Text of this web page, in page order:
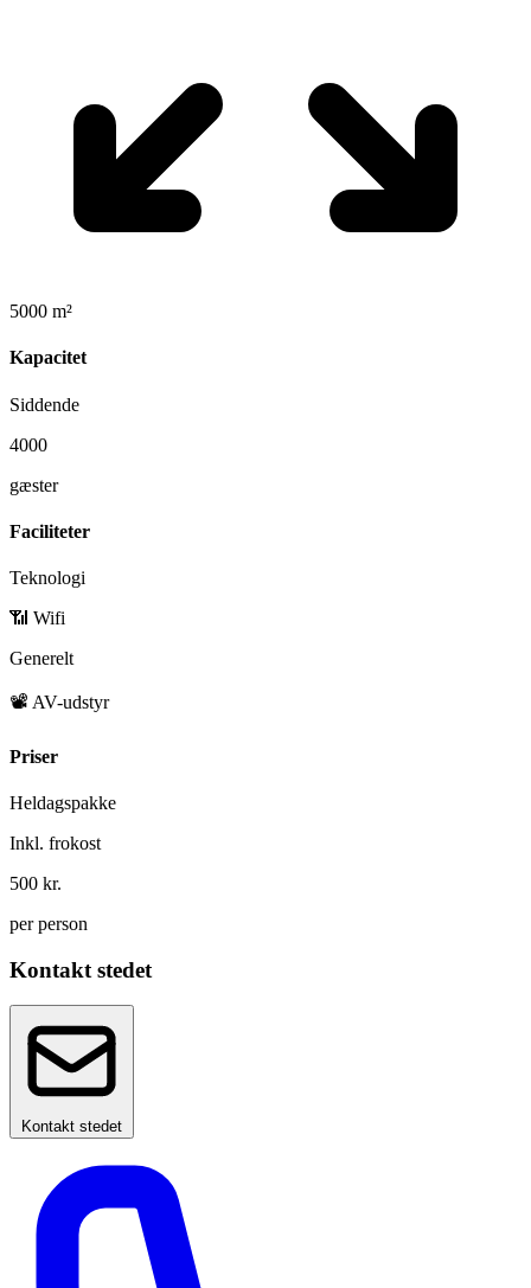
5000 m²
Kapacitet
Siddende
4000
gæster
Faciliteter
Teknologi
📶 Wifi
Generelt
📽️ AV-udstyr
Priser
Heldagspakke
Inkl. frokost
500 kr.
per person
Kontakt stedet
Kontakt stedet